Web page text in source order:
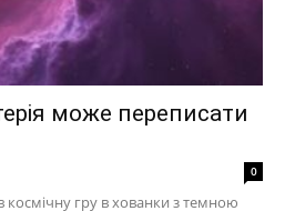
може переписати
0
космічну гру в хованки з темною